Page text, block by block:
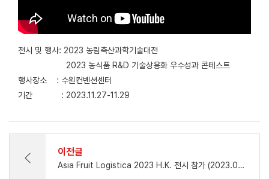
전시 및 행사: 2023 농림축산과학기술대전
2023 농식품 R&D 기술상용화 우수성과 콘테스트
행사장소 : 수원컨벤션센터
기간 : 2023.11.27-11.29
이전글
Asia Fruit Logistica 2023 H.K. 전시 참가 (2023.09.06-09.08)